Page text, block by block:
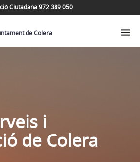
Ciutadana 972 389 050
de Colera
i
de Colera